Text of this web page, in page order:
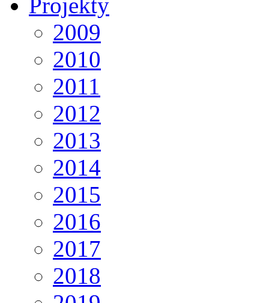
Projekty
2009
2010
2011
2012
2013
2014
2015
2016
2017
2018